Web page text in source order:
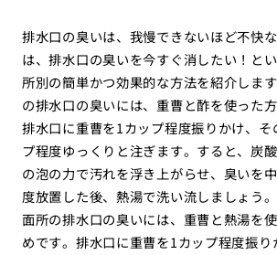
排水口の臭いは、我慢できないほど不快
は、排水口の臭いを今すぐ消したい！と
所別の簡単かつ効果的な方法を紹介しま
の排水口の臭いには、重曹と酢を使った
排水口に重曹を1カップ程度振りかけ、そ
プ程度ゆっくりと注ぎます。すると、炭
の泡の力で汚れを浮き上がらせ、臭いを
度放置した後、熱湯で洗い流しましょう
面所の排水口の臭いには、重曹と熱湯を
めです。排水口に重曹を1カップ程度振り